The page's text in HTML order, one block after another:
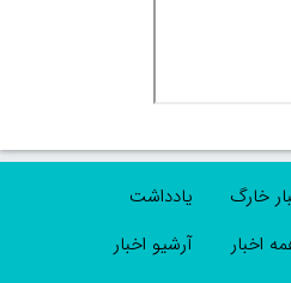
خارگ
یادداشت
اخبار
آرشیو اخبار